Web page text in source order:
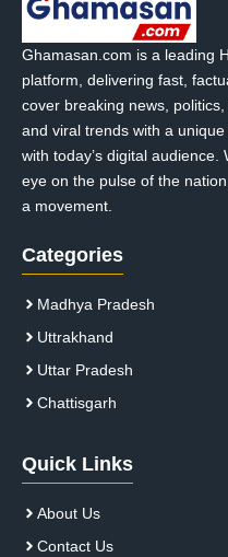
Ghamasan.com is a leading
platform, delivering fast,
cover breaking news,
and viral trends with a
with today’s digital
eye on the pulse of the
a movement.
Categories
Madhya Pradesh
Uttrakhand
Uttar Pradesh
Chattisgarh
Quick Links
About Us
Contact Us